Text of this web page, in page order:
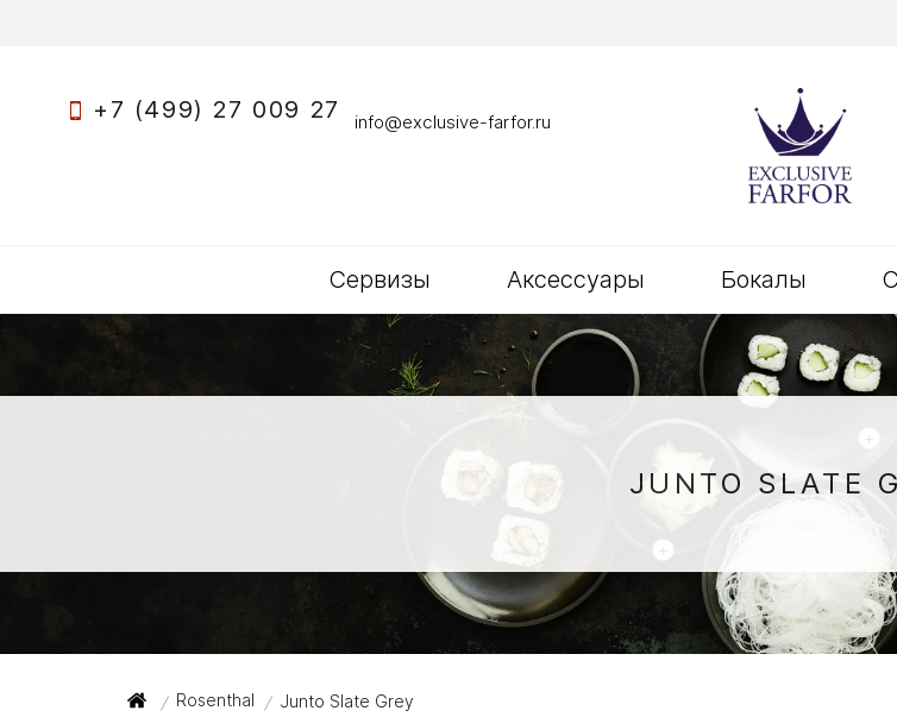
+7 (499) 27 009 27 info@exclusive-farfor.ru
Сервизы Аксессуары Бокалы
+
+
JUNTO SLATE
/ Rosenthal / Junto Slate Grey